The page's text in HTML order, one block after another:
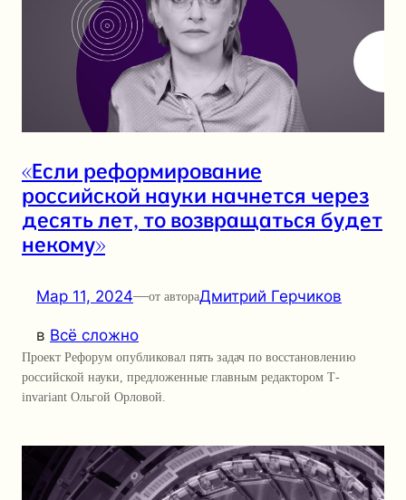
«Если реформирование
российской науки начнется через
десять лет, то возвращаться будет
некому»
Мар 11, 2024—от автораДмитрий Герчиков
в Всё сложно
Проект Рефорум опубликовал пять задач по восстановлению
российской науки, предложенные главным редактором Т-
invariant Ольгой Орловой.